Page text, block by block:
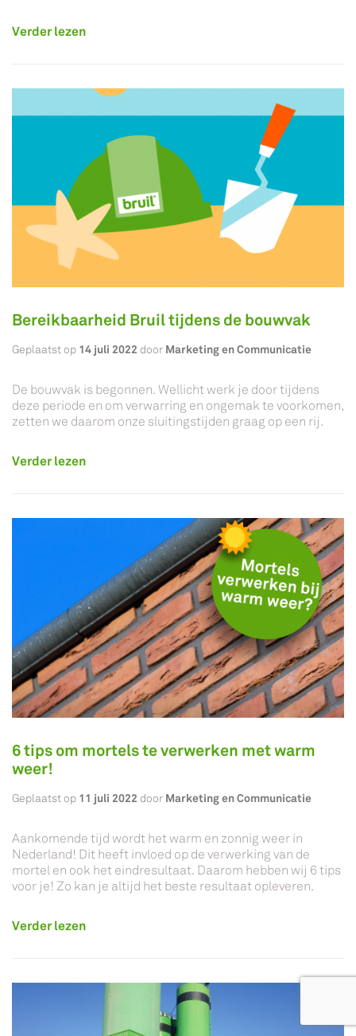
Verder lezen
Bereikbaarheid Bruil tijdens de bouwvak
Geplaatst op 14 juli 2022 door Marketing en Communicatie
De bouwvak is begonnen. Wellicht werk je door tijdens
deze periode en om verwarring en ongemak te voorkomen,
zetten we daarom onze sluitingstijden graag op een rij.
Verder lezen
6 tips om mortels te verwerken met warm
weer!
Geplaatst op 11 juli 2022 door Marketing en Communicatie
Aankomende tijd wordt het warm en zonnig weer in
Nederland! Dit heeft invloed op de verwerking van de
mortel en ook het eindresultaat. Daarom hebben wij 6 tips
voor je! Zo kan je altijd het beste resultaat opleveren.
Verder lezen